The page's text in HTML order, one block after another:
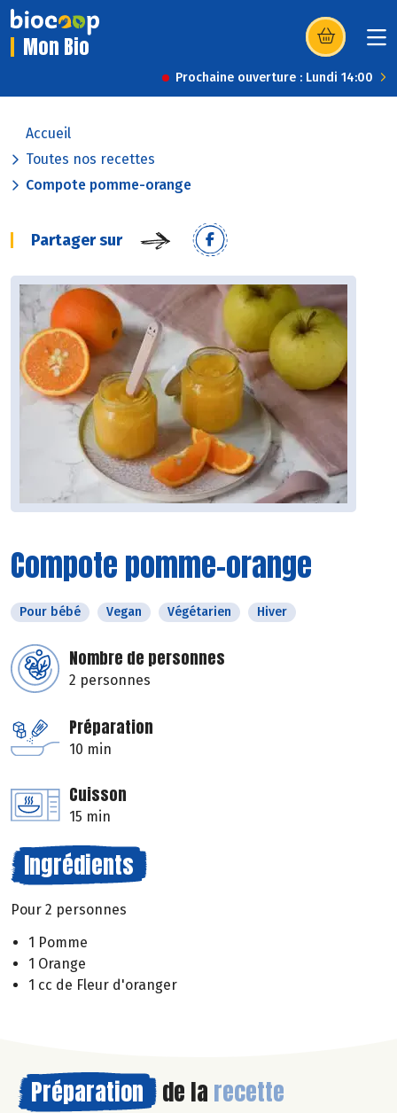
Mon Bio (s’ouvre dans
Prochaine ouverture : Lundi 14:00
Accueil
Toutes nos recettes
Compote pomme-orange
Partager sur
Compote pomme-orange
Pour bébé Vegan Végétarien Hiver
Nombre de personnes
2 personnes
Préparation
10 min
Cuisson
15 min
Ingrédients
Pour 2 personnes
1 Pomme
1 Orange
1 cc de Fleur d'oranger
Préparation de la recette